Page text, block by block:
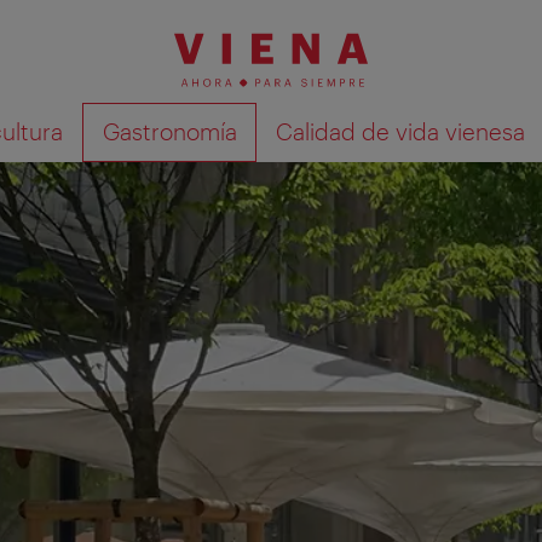
Gastronomía Calidad de vida vienesa
Mostrar resultados de la búsqueda en